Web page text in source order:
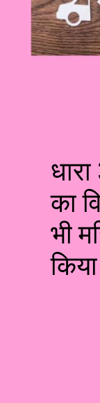
का
भी